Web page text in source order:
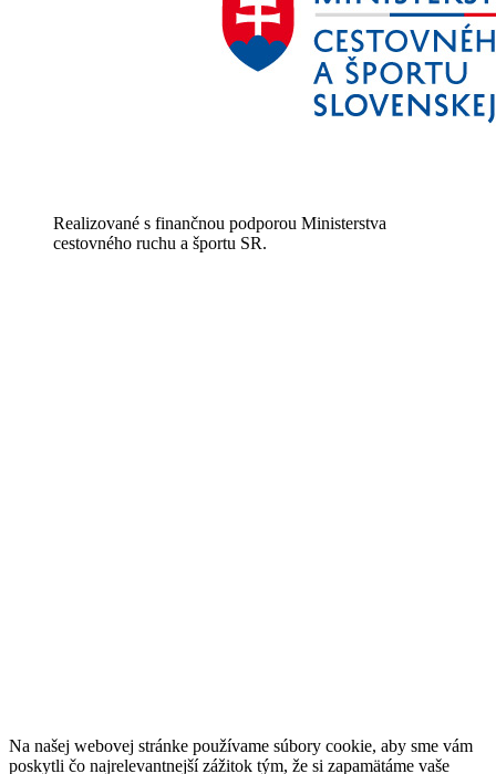
Realizované s finančnou podporou Ministerstva
cestovného ruchu a športu SR.
Na našej webovej stránke používame súbory cookie, aby sme vám
poskytli čo najrelevantnejší zážitok tým, že si zapamätáme vaše